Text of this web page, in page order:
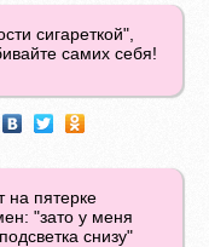
сигареткой",
самих себя!
на пятерке
"зато у меня
снизу"